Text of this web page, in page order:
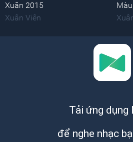
Xuân 2015
Xuân Viên
Tải ứng dụng
để nghe nhạc